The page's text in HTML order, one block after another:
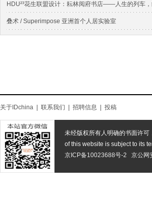
HDU²³花生联盟设计：耘林阅府书店——人生的列车
叠术 / Superimpose 亚洲⾸个⼈居实验室
关于IDchina 联系我们 招聘信息 投稿
未经版权所有人明确的书面许
of this website is subject to its
京ICP备10023688号-2
京公网